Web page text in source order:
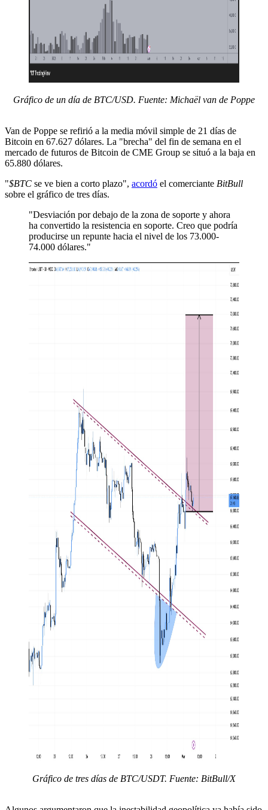
Gráfico de un día de BTC/USD. Fuente: Michaël van de Poppe
Van de Poppe se refirió a la media móvil simple de 21 días de
Bitcoin en 67.627 dólares. La "brecha" del fin de semana en el
mercado de futuros de Bitcoin de CME Group se situó a la baja en
65.880 dólares.
"$BTC se ve bien a corto plazo", acordó el comerciante BitBull
sobre el gráfico de tres días.
"Desviación por debajo de la zona de soporte y ahora
ha convertido la resistencia en soporte. Creo que podría
producirse un repunte hacia el nivel de los 73.000-
74.000 dólares."
Gráfico de tres días de BTC/USDT. Fuente: BitBull/X